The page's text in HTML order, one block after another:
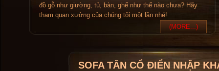
đồ gỗ như giường, tủ, bàn, ghế như thế nào chưa? Hãy
tham quan xưởng của chúng tôi một lần nhé!
(MORE...)
SOFA TÂN CỔ ĐIỂN NHẬP